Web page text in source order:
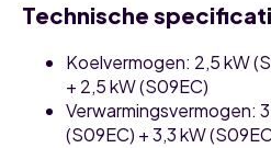
Technische
Koelvermogen: 2,5 kW
+ 2,5 kW (S09EC)
Verwarmingsvermogen:
(S09EC) + 3,3 kW